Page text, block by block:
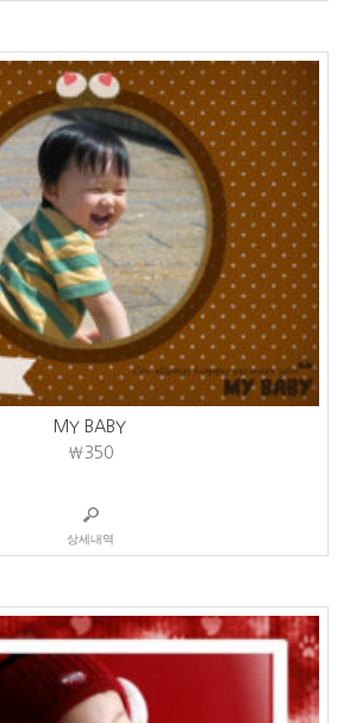
MY BABY
₩350
상세내역